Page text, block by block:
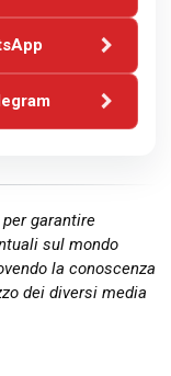
garantire
sul mondo
la conoscenza
dei diversi media